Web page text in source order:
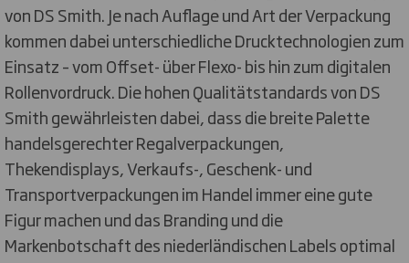
von DS Smith. Je nach Auflage und Art der Verpackung
kommen dabei unterschiedliche Drucktechnologien zum
Einsatz – vom Offset- über Flexo- bis hin zum digitalen
Rollenvordruck. Die hohen Qualitätstandards von DS
Smith gewährleisten dabei, dass die breite Palette
handelsgerechter Regalverpackungen,
Thekendisplays, Verkaufs-, Geschenk- und
Transportverpackungen im Handel immer eine gute
Figur machen und das Branding und die
Markenbotschaft des niederländischen Labels optimal